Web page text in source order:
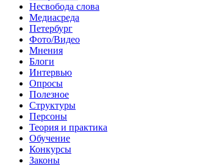
Несвобода слова
Медиасреда
Петербург
Фото/Видео
Мнения
Блоги
Интервью
Опросы
Полезное
Структуры
Персоны
Теория и практика
Обучение
Конкурсы
Законы